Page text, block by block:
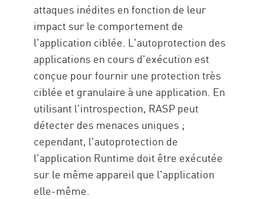
attaques inédites en fonction de leur
impact sur le comportement de
l'application ciblée. L'autoprotection des
applications en cours d'exécution est
conçue pour fournir une protection très
ciblée et granulaire à une application. En
utilisant l'introspection, RASP peut
détecter des menaces uniques ;
cependant, l'autoprotection de
l'application Runtime doit être exécutée
sur le même appareil que l'application
elle-même.